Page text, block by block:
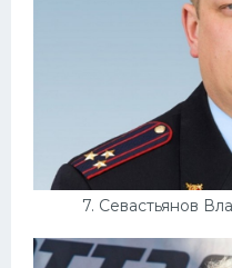
7. Севастьянов